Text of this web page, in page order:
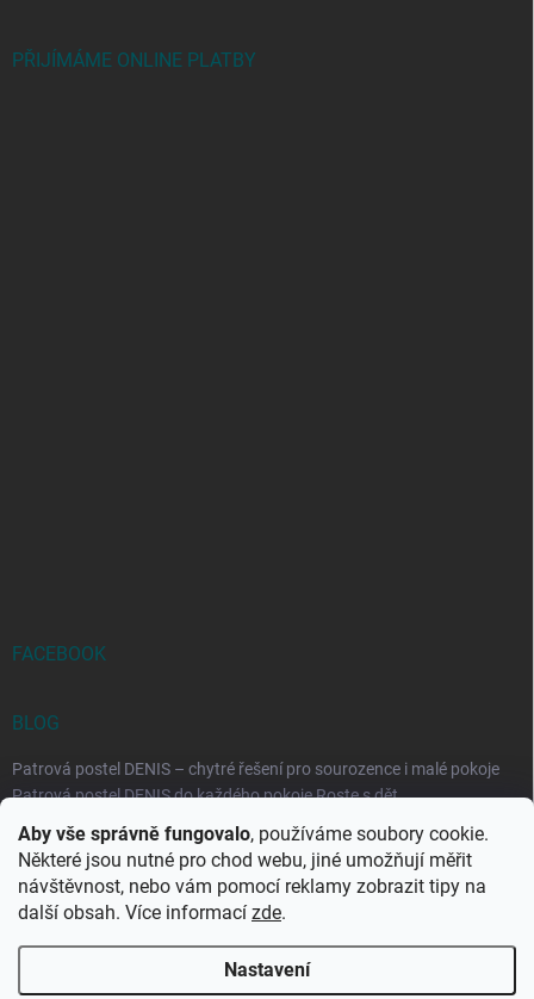
Aby vše správně fungovalo, používáme soubory cookie.
Některé jsou nutné pro chod webu, jiné umožňují měřit
návštěvnost, nebo vám pomocí reklamy zobrazit tipy na
další obsah. Více informací zde.
Nastavení
PŘIJÍMÁME ONLINE PLATBY
FACEBOOK
BLOG
Patrová postel DENIS – chytré řešení pro sourozence i malé pokoje
Patrová postel DENIS do každého pokoje Roste s dět...
Rozkládací postele RELAX – ideální řešení pro malé prostory i
každodenní spaní
Rozkládací postel, která se přizpůsobí vašemu živo...